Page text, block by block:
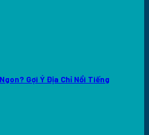
Gợi Ý Địa Chỉ Nổi Tiếng